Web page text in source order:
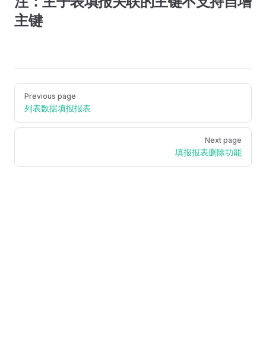
主键
Pager
Previous page
列表数据填报报表
Next page
填报报表删除功能